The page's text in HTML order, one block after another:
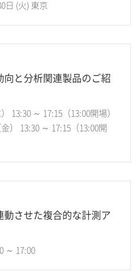
日 (火) 東京
向と分析関連製品のご紹
13:30 ～ 17:15（13:00開場）
） 13:30 ～ 17:15（13:00開
動させた複合的な計測ア
～ 17:00